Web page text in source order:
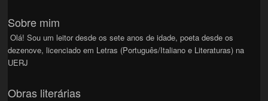
Sobre mim
Olá! Sou um leitor desde os sete anos de idade, poeta desde os
dezenove, licenciado em Letras (Português/Italiano e Literaturas) na
UERJ
Obras literárias